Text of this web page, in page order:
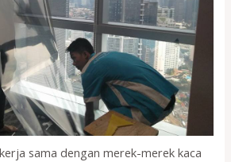
sama dengan merek-merek kaca